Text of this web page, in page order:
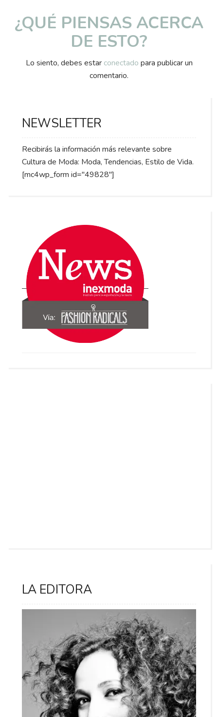
¿QUÉ PIENSAS ACERCA
DE ESTO?
Lo siento, debes estar conectado para publicar un
comentario.
NEWSLETTER
Recibirás la información más relevante sobre
Cultura de Moda: Moda, Tendencias, Estilo de Vida.
[mc4wp_form id="49828"]
LA EDITORA